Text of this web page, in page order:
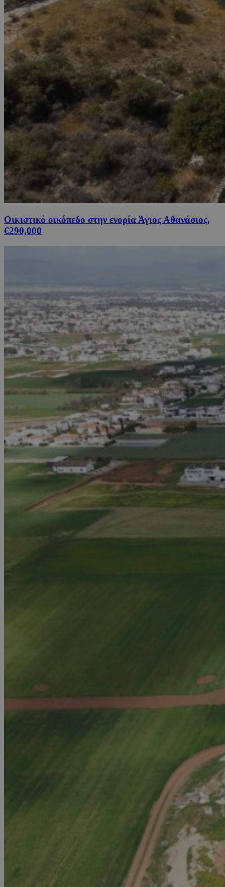
Οικιστικό οικόπεδο στην ενορία Άγιος Αθανάσιος,
€290,000